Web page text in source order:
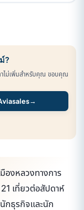
?
าไม่เพิ่มสำหรับคุณ ขอบคุณ
→
องหลวงทางการ
เที่ยวต่อสัปดาห์
กธุรกิจและนัก